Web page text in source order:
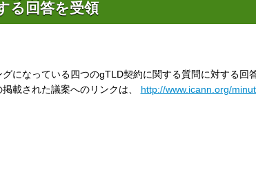
る回答を受領
になっている四つのgTLD契約に関する質問に対する回
載された議案へのリンクは、 http://www.icann.org/